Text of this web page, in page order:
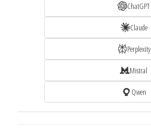
ChatGPT
Claude
Perplexity
Mistral
Qwen